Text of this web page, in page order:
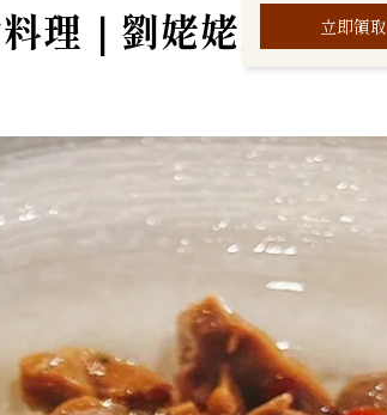
立即領取
理｜劉姥姥美味食譜